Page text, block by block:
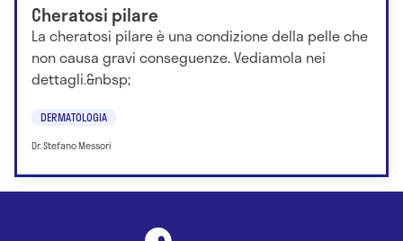
Cheratosi pilare
La cheratosi pilare è una condizione della pelle che
non causa gravi conseguenze. Vediamola nei
dettagli.&nbsp;
DERMATOLOGIA
Dr. Stefano Messori